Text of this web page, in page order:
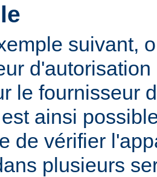
suivant,
le fournisseur
ainsi
de vérifier
plusieurs